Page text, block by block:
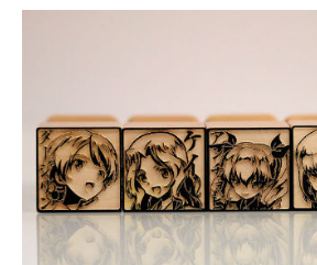
エレクトロニクス専門サイト
建設×テクノロジーの最前線
ちょっと気になるネットの話題